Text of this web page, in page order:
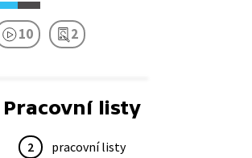
10 2
Pracovní listy
2 pracovní listy